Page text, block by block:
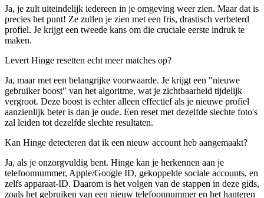
Ja, je zult uiteindelijk iedereen in je omgeving weer zien. Maar dat is
precies het punt! Ze zullen je zien met een fris, drastisch verbeterd
profiel. Je krijgt een tweede kans om die cruciale eerste indruk te
maken.
Levert Hinge resetten echt meer matches op?
Ja, maar met een belangrijke voorwaarde. Je krijgt een "nieuwe
gebruiker boost" van het algoritme, wat je zichtbaarheid tijdelijk
vergroot. Deze boost is echter alleen effectief als je nieuwe profiel
aanzienlijk beter is dan je oude. Een reset met dezelfde slechte foto's
zal leiden tot dezelfde slechte resultaten.
Kan Hinge detecteren dat ik een nieuw account heb aangemaakt?
Ja, als je onzorgvuldig bent. Hinge kan je herkennen aan je
telefoonnummer, Apple/Google ID, gekoppelde sociale accounts, en
zelfs apparaat-ID. Daarom is het volgen van de stappen in deze gids,
zoals het gebruiken van een nieuw telefoonnummer en het hanteren